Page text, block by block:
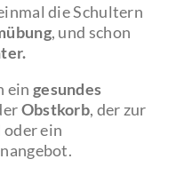
die Schultern
, und schon
ein gesundes
Obstkorb, der zur
ein